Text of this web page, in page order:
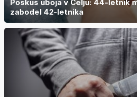
Poskus uboja v Celju: 44-letnik
zabodel 42-letnika